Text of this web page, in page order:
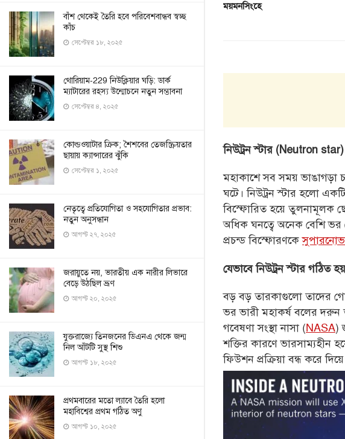
বাঁশ থেকেই তৈরি হবে পরিবেশবান্ধব স্বচ্ছ
কাঁচ
সেপ্টেম্বর ১৮, ২০২৫
থোরিয়াম-229 নিউক্লিয়ার ঘড়ি: ডার্ক
ম্যাটারের রহস্য উন্মোচনে নতুন সম্ভাবনা
সেপ্টেম্বর ৪, ২০২৫
কোল্ডওয়াটার ক্রিক; শৈশবের তেজস্ক্রিয়তার
ছায়ায় ক্যান্সারের ঝুঁকি
সেপ্টেম্বর ১, ২০২৫
নেতৃত্বে প্রতিযোগিতা ও সহযোগিতার প্রভাব:
নতুন অনুসন্ধান
আগস্ট ২৭, ২০২৫
জরায়ুতে নয়, ভারতীয় এক নারীর লিভারে
বেড়ে উঠছিল ভ্রূণ
আগস্ট ২০, ২০২৫
যুক্তরাজ্যে তিনজনের ডিএনএ থেকে জন্ম
নিল আঁটটি সুস্থ শিশু
আগস্ট ১৮, ২০২৫
প্রথমবারের মতো ল্যাবে তৈরি হলো
মহাবিশ্বের প্রথম গঠিত অণু
আগস্ট ১০, ২০২৫
ময়মনসিংহে
নিউট্রন স্টার (Neutron
মহাকাশে সব সময় ভাঙাগড়া
ঘটে। নিউট্রন স্টার হলো
বিস্ফোরিত হয়ে তুলনামূলক
অধিক ঘনত্বে অনেক বেশি ভর
প্রচন্ড বিস্ফোরণকে
যেভাবে নিউট্রন স্টার গঠিত
বড় বড় তারকাগুলো তাদের
ভর ভারী মহাকর্ষ বলের দরুন
গবেষণা সংস্থা নাসা (NASA)
শক্তির কারণে ভারসাম্যহীন
ফিউশন প্রক্রিয়া বন্ধ করে